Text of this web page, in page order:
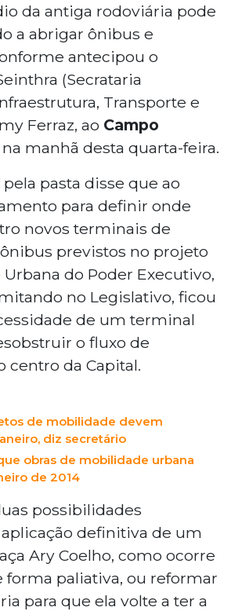
da antiga rodoviária pode
a abrigar ônibus e
antecipou o
(Secrataria
Transporte e
Ferraz, ao Campo
na manhã desta quarta-feira.
pasta disse que ao
para definir onde
novos terminais de
previstos no projeto
do Poder Executivo,
no Legislativo, ficou
de um terminal
o fluxo de
centro da Capital.
de mobilidade devem
diz secretário
obras de mobilidade urbana
de 2014
possibilidades
definitiva de um
Ary Coelho, como ocorre
forma paliativa, ou reformar
para que ela volte a ter a